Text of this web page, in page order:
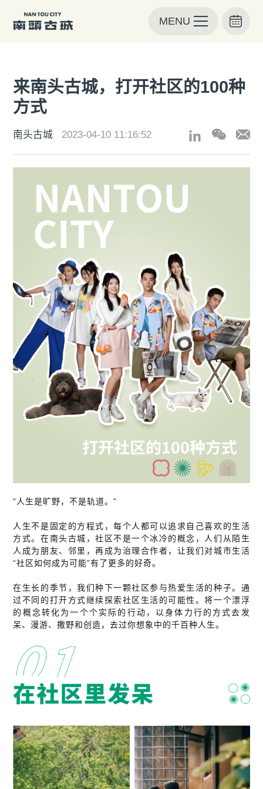
MENU
来南头古城，打开社区的100种
方式
南头古城 2023-04-10 11:16:52
“人生是旷野，不是轨道。”
人生不是固定的方程式，每个人都可以追求自己喜欢的生活
方式。在南头古城，社区不是一个冰冷的概念，人们从陌生
人成为朋友、邻里，再成为治理合作者，让我们对城市生活
“社区如何成为可能”有了更多的好奇。
在生长的季节，我们种下一颗社区参与热爱生活的种子。通
过不同的打开方式继续探索社区生活的可能性。将一个漂浮
的概念转化为一个个实际的行动，以身体力行的方式去发
呆、漫游、撒野和创造，去过你想象中的千百种人生。